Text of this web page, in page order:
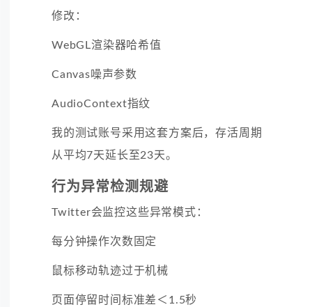
修改：
WebGL渲染器哈希值
Canvas噪声参数
AudioContext指纹
我的测试账号采用这套方案后，存活周期
从平均7天延长至23天。
行为异常检测规避
Twitter会监控这些异常模式：
每分钟操作次数固定
鼠标移动轨迹过于机械
页面停留时间标准差＜1.5秒